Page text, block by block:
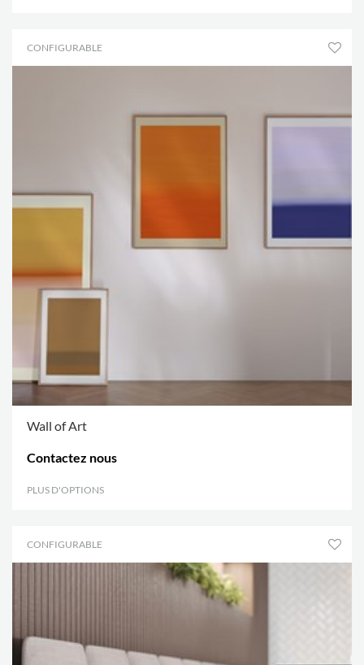
CONFIGURABLE
Wall of Art
Contactez nous
PLUS D'OPTIONS
CONFIGURABLE